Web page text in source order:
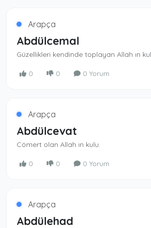
Arapça
Abdülcemal
Güzellikleri kendinde toplayan Allah ın
0 0 0 Yorum
Arapça
Abdülcevat
Cömert olan Allah ın kulu.
0 0 0 Yorum
Arapça
Abdülehad